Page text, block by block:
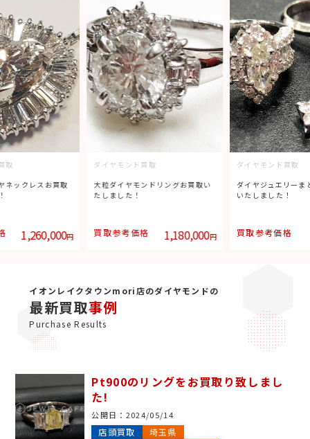
取
ネックレスお買取
1,260,000円
ダイヤモンド買取
大粒ダイヤモンドリングお買取い
たしました！
買取参考価格 1,180,000円
ダイヤモンド買取
ダイヤジュエリーま
いたしました！
買取参考価格
イオンレイクタウンmori店のダイヤモンドの
最新買取事例
Purchase Results
Pt900のリングをお買取り致しまし
た!
公開日： 2024/05/14
店頭買取
埼玉県